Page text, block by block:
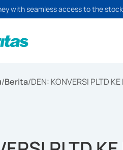
with seamless access to the
/Berita/DEN: KONVERSI PLTD